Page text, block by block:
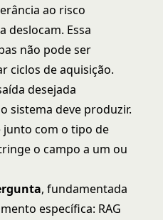
ao risco
deslocam. Essa
não pode ser
ciclos de aquisição.
desejada
sistema deve produzir.
junto com o tipo de
o campo a um ou
, fundamentada
específica: RAG